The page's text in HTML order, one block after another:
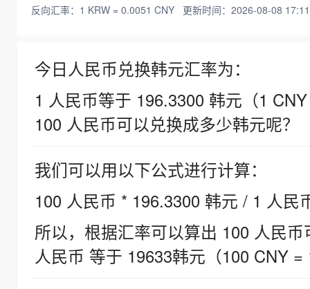
反向汇率：1 KRW = 0.0051 CNY 更新时间：2026-08-08
今日人民币兑换韩元汇率为：
1 人民币等于 196.3300 韩元（1
100 人民币可以兑换成多少韩元呢？
我们可以用以下公式进行计算：
100 人民币 * 196.3300 韩元 / 1 人民
所以，根据汇率可以算出 100 人民
人民币 等于 19633韩元（100 CNY =